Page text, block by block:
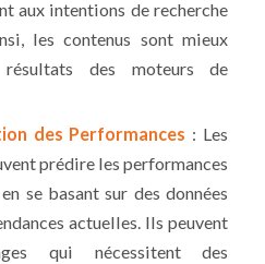
aux intentions de recherche
les contenus sont mieux
des moteurs de
des Performances : Les
prédire les performances
se basant sur des données
actuelles. Ils peuvent
qui nécessitent des